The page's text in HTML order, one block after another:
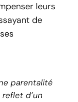
leurs
de
parentalité
d’un